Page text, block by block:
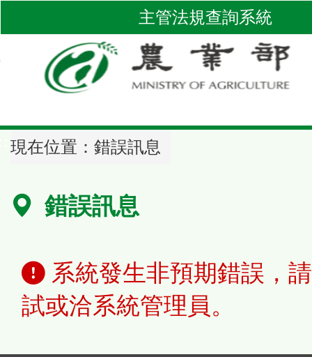
到
區
塊
主管法規查詢系統
現在位置： 錯誤訊息
錯誤訊息
系統發生非預期錯誤，
試或洽系統管理員。